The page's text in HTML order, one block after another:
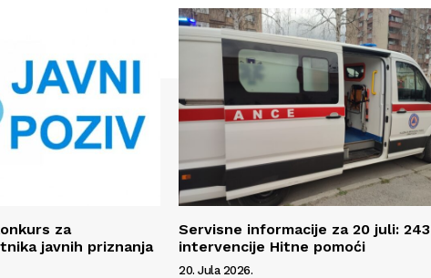
za
javnih priznanja
Servisne informacije za 20 juli: 243
intervencije Hitne pomoći
20. Jula 2026.